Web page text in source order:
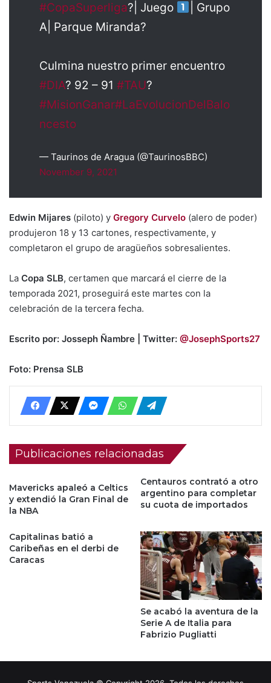
#CopaSuperliga?| Juego
| Grupo
A| Parque Miranda?
Culmina nuestro primer encuentro
#DIA? 92 – 91 #TAU?
#MisionGanar#LaEvolucionDelBalo
ncesto
— Taurinos de Aragua (@TaurinosBBC)
November 9, 2021
Edwin Mijares (piloto) y Gregory Curvelo (alero de poder)
produjeron 18 y 13 cartones, respectivamente, y
completaron el grupo de aragüeños sobresalientes.
La Copa SLB, certamen que marcará el cierre de la
temporada 2021, proseguirá este martes con la
celebración de la tercera fecha.
Escrito por: Josseph Ñambre | Twitter: @JosephSports27
Foto: Prensa SLB
Publicaciones relacionadas
Mavericks apaleó a Celtics
y extendió la Gran Final de
la NBA
Centauros contrató a otro
argentino para completar
su cuota de importados
Capitalinas batió a
Caribeñas en el derbi de
Caracas
Se acabó la aventura de la
Serie A de Italia para
Fabrizio Pugliatti